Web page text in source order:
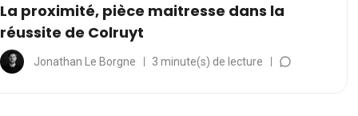
La proximité, pièce maitresse dans la
réussite de Colruyt
Jonathan Le Borgne 3 minute(s) de lecture